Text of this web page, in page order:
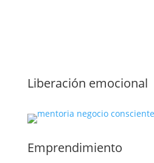
Liberación emocional
Emprendimiento